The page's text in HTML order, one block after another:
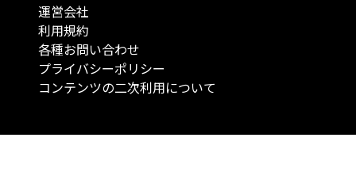
運営会社
利用規約
各種お問い合わせ
プライバシーポリシー
コンテンツの二次利用について